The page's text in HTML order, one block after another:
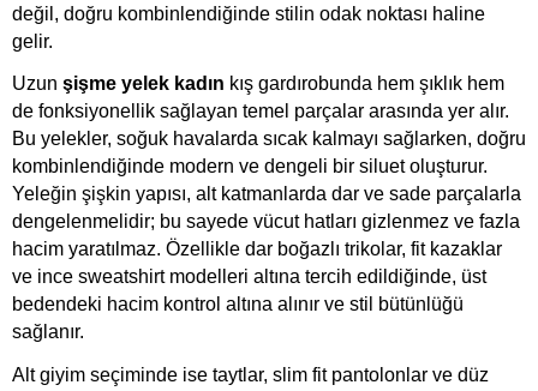
değil, doğru kombinlendiğinde stilin odak noktası haline
gelir.
Uzun şişme yelek kadın kış gardırobunda hem şıklık hem
de fonksiyonellik sağlayan temel parçalar arasında yer alır.
Bu yelekler, soğuk havalarda sıcak kalmayı sağlarken, doğru
kombinlendiğinde modern ve dengeli bir siluet oluşturur.
Yeleğin şişkin yapısı, alt katmanlarda dar ve sade parçalarla
dengelenmelidir; bu sayede vücut hatları gizlenmez ve fazla
hacim yaratılmaz. Özellikle dar boğazlı trikolar, fit kazaklar
ve ince sweatshirt modelleri altına tercih edildiğinde, üst
bedendeki hacim kontrol altına alınır ve stil bütünlüğü
sağlanır.
Alt giyim seçiminde ise taytlar, slim fit pantolonlar ve düz